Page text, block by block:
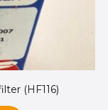
(HF116)